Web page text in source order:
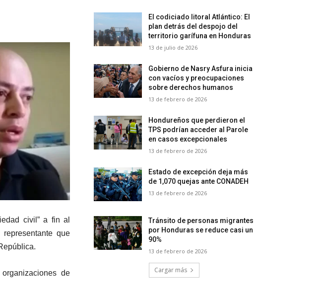
civil” a fin al
que
de
El codiciado litoral Atlántico: El
plan detrás del despojo del
territorio garífuna en Honduras
13 de julio de 2026
Gobierno de Nasry Asfura inicia
con vacíos y preocupaciones
sobre derechos humanos
13 de febrero de 2026
Hondureños que perdieron el
TPS podrían acceder al Parole
en casos excepcionales
13 de febrero de 2026
Estado de excepción deja más
de 1,070 quejas ante CONADEH
13 de febrero de 2026
Tránsito de personas migrantes
por Honduras se reduce casi un
90%
13 de febrero de 2026
Cargar más